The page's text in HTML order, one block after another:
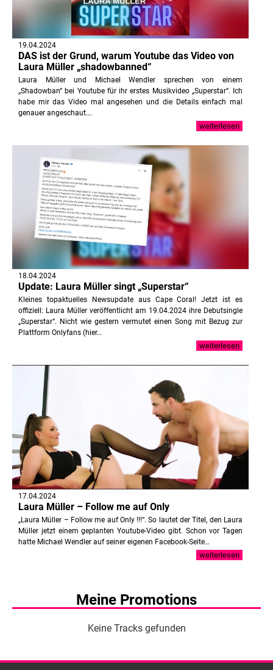
19.04.2024
DAS ist der Grund, warum Youtube das Video von
Laura Müller „shadowbanned“
Laura Müller und Michael Wendler sprechen von einem
„Shadowban“ bei Youtube für ihr erstes Musikvideo „Superstar“. Ich
habe mir das Video mal angesehen und die Details einfach mal
genauer angeschaut….
weiterlesen
18.04.2024
Update: Laura Müller singt „Superstar“
Kleines topaktuelles Newsupdate aus Cape Coral! Jetzt ist es
offiziell: Laura Müller veröffentlicht am 19.04.2024 ihre Debutsingle
„Superstar“. Nicht wie gestern vermutet einen Song mit Bezug zur
Plattform Onlyfans (hier…
weiterlesen
17.04.2024
Laura Müller – Follow me auf Only
„Laura Müller – Follow me auf Only !!!“. So lautet der Titel, den Laura
Müller jetzt einem geplanten Youtube-Video gibt. Schon vor Tagen
hatte Michael Wendler auf seiner eigenen Facebook-Seite…
weiterlesen
Meine Promotions
Keine Tracks gefunden